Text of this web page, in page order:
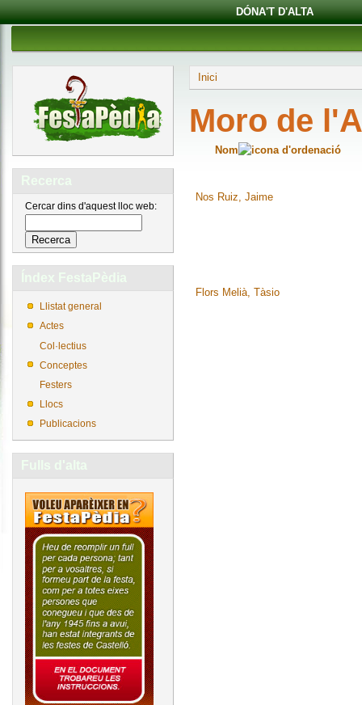
DÓNA'T D'ALTA
Recerca
Cercar dins d'aquest lloc web:
Índex FestaPèdia
Llistat general
Actes
Col·lectius
Conceptes
Festers
Llocs
Publicacions
Fulls d'alta
Inici
Moro de
Nom
Nos Ruiz, Jaime
Flors Melià, Tàsio